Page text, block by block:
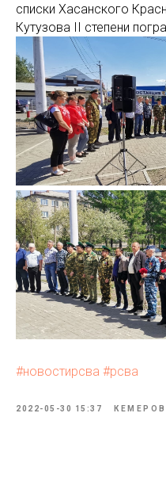
списки Хасанского
Кутузова II степени
#новостирсва #рсва
2022-05-30 15:37